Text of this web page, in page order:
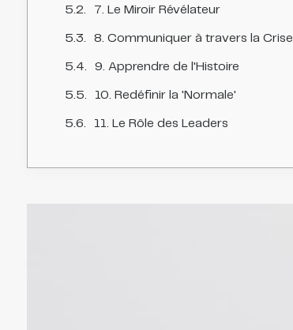
7. Le Miroir Révélateur
8. Communiquer à travers la Crise
9. Apprendre de l'Histoire
10. Redéfinir la 'Normale'
11. Le Rôle des Leaders